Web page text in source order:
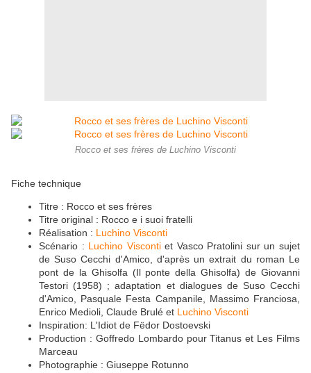
Rocco et ses frères de Luchino Visconti
Fiche technique
Titre : Rocco et ses frères
Titre original : Rocco e i suoi fratelli
Réalisation : Luchino Visconti
Scénario : Luchino Viscontiet Vasco Pratolini sur un sujet
de Suso Cecchi d'Amico, d'après un extrait du roman Le
pont de la Ghisolfa (Il ponte della Ghisolfa) de Giovanni
Testori (1958) ; adaptation et dialogues de Suso Cecchi
d'Amico, Pasquale Festa Campanile, Massimo Franciosa,
Enrico Medioli, Claude Brulé et Luchino Visconti
Inspiration: L'Idiot de Fëdor Dostoevski
Production : Goffredo Lombardo pour Titanus et Les Films
Marceau
Photographie : Giuseppe Rotunno